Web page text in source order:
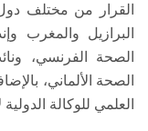
القرار من مختلف
البرازيل والمغرب
الصحة الفرنسي،
الصحة الألماني،
العلمي للوكالة